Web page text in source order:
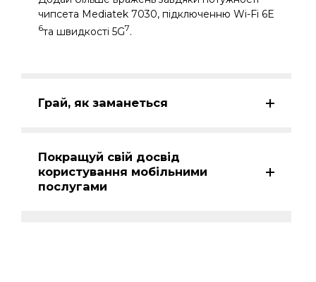
чипсета Mediatek 7030, підключенню Wi-Fi 6E
6та швидкості 5G7.
Грай, як заманеться
Покращуй свій досвід
користування мобільними
послугами